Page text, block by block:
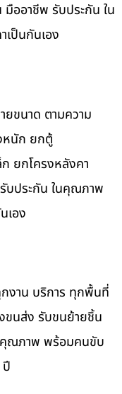
ออาชีพ รับประกัน ใน
ป็นกันเอง
ยขนาด ตามความ
หนัก ยกตู้
ก ยกโครงหลังคา
บประกัน ในคุณภาพ
เอง
กงาน บริการ ทุกพื้นที่
ขนส่ง รับขนย้ายชิ้น
ณภาพ พร้อมคนขับ